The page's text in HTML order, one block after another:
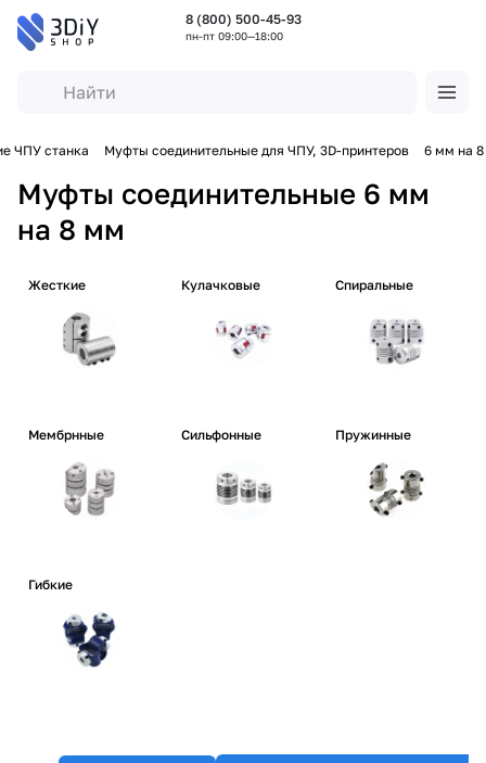
8 (800) 500-45-93
пн-пт 09:00—18:00
ЧПУ станка Муфты соединительные для ЧПУ, 3D-принтеров 6 мм на
Муфты соединительные 6 мм
на 8 мм
Жесткие Кулачковые Спиральные
Мембрнные Сильфонные Пружинные
Гибкие